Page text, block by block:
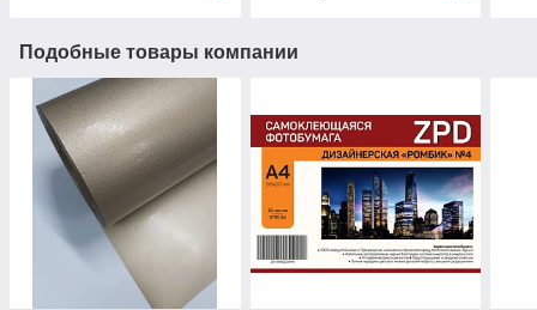
Подобные товары компании